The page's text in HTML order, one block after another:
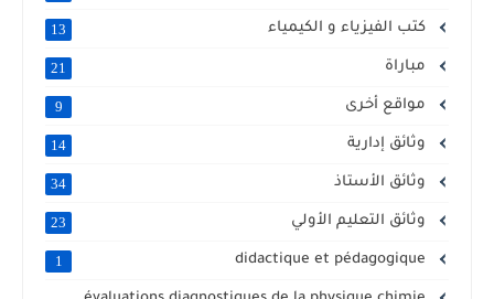
كتب الفيزياء و الكيمياء 13
مباراة 21
مواقع أخرى 9
وثائق إدارية 14
وثائق الأستاذ 34
وثائق التعليم الأولي 23
1